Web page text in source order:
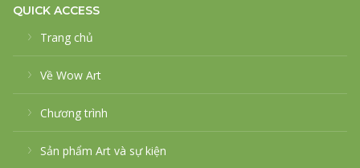
QUICK ACCESS
Trang chủ
Về Wow Art
Chương trình
Sản phẩm Art và sự kiện